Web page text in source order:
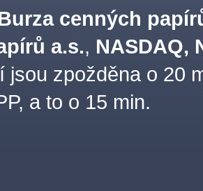
cenných
a.s., NASDAQ,
jsou zpožděna o 20
a to o 15 min.